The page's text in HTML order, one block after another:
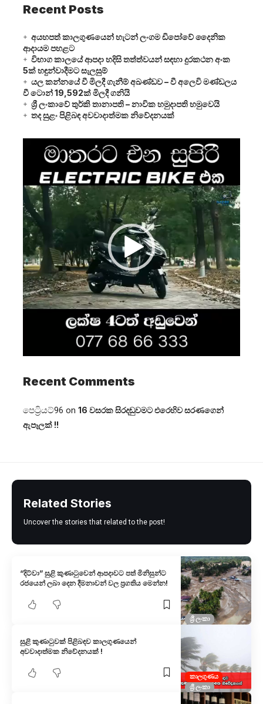
Recent Posts
අයහපත් කාලගුණයෙන් හැටන් ලංගම ඩිපෝවේ දෛනික
ආදායම පහළට
විභාග කාලයේ ආපදා හදිසි තත්ත්වයන් සඳහා දුරකථන අංක
5ක් හඳුන්වාදීමට සැලසුම්
යල කන්නයේ වී මිලදී ගැනීම් අඛණ්ඩව – වී අලෙවි මණ්ඩලය
වී ටොන් 19,592ක් මිලදී ගනියි
ශ්‍රී ලංකාවේ තුර්කි තානාපති – නාවික හමුදාපති හමුවෙයි
තද සුළං පිළිබඳ අවවාදාත්මක නිවේදනයක්
Player
Recent Comments
පෙට්‍රියට්96 on 16 වසරක සිරදඬුවමට එරෙහිව සරණගෙන්
ඇපෑලක් !!
Related Stories
Uncover the stories that related to the post!
ශ්‍රී ලංකා
“දිට්වා” සුළි කුණාටුවෙන් ආපදාවට පත් මිනිසුන්ට
රජයෙන් ලබා දෙන දීමනාවන් වල ප්‍රගතිය මෙන්න!
කාලගුණය
ශ්‍රී ලංකා
සුළි කුණාටුවක් පිළිබඳව කාලගුණයෙන්
අවවාදාත්මක නිවේදනයක් !